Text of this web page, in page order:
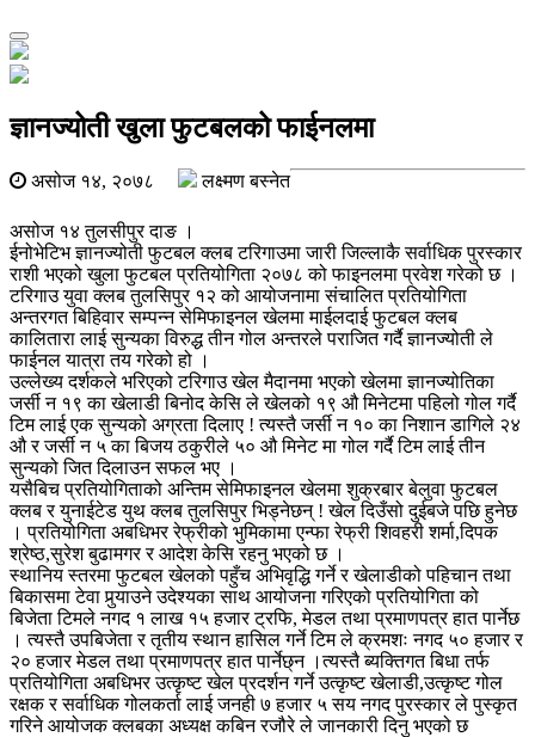
Toggle
navigation
ज्ञानज्योती खुला फुटबलको फाईनलमा
असोज १४, २०७८ लक्ष्मण बस्नेत
असोज १४ तुलसीपुर दाङ ।
ईनोभेटिभ ज्ञानज्योती फुटबल क्लब टरिगाउमा जारी जिल्लाकै सर्वाधिक पुरस्कार
राशी भएको खुला फुटबल प्रतियोगिता २०७८ को फाइनलमा प्रवेश गरेको छ ।
टरिगाउ युवा क्लब तुलसिपुर १२ को आयोजनामा संचालित प्रतियोगिता
अन्तरगत बिहिवार सम्पन्न सेमिफाइनल खेलमा माईलदाई फुटबल क्लब
कालितारा लाई सुन्यका विरुद्ध तीन गोल अन्तरले पराजित गर्दै ज्ञानज्योती ले
फाईनल यात्रा तय गरेको हो ।
उल्लेख्य दर्शकले भरिएको टरिगाउ खेल मैदानमा भएको खेलमा ज्ञानज्योतिका
जर्सी न १९ का खेलाडी बिनोद केसि ले खेलको १९ औ मिनेटमा पहिलो गोल गर्दै
टिम लाई एक सुन्यको अग्रता दिलाए ! त्यस्तै जर्सी न १० का निशान डागिले २४
औ र जर्सी न ५ का बिजय ठकुरीले ५० औ मिनेट मा गोल गर्दै टिम लाई तीन
सुन्यको जित दिलाउन सफल भए ।
यसैबिच प्रतियोगिताको अन्तिम सेमिफाइनल खेलमा शुक्रबार बेलुवा फुटबल
क्लब र युनाईटेड युथ क्लब तुलसिपुर भिड्नेछन् ! खेल दिउँसो दुईबजे पछि हुनेछ
। प्रतियोगिता अबधिभर रेफ्रीको भुमिकामा एन्फा रेफ्री शिवहरी शर्मा,दिपक
श्रेष्ठ,सुरेश बुढामगर र आदेश केसि रहनु भएको छ ।
स्थानिय स्तरमा फुटबल खेलको पहुँच अभिवृद्धि गर्ने र खेलाडीको पहिचान तथा
बिकासमा टेवा पुर्‍याउने उदेश्यका साथ आयोजना गरिएको प्रतियोगिता को
बिजेता टिमले नगद १ लाख १५ हजार ट्रफि, मेडल तथा प्रमाणपत्र हात पार्नेछ
। त्यस्तै उपबिजेता र तृतीय स्थान हासिल गर्ने टिम ले क्रमशः नगद ५० हजार र
२० हजार मेडल तथा प्रमाणपत्र हात पार्नेछ्न ।त्यस्तै ब्यक्तिगत बिधा तर्फ
प्रतियोगिता अबधिभर उत्कृष्ट खेल प्रदर्शन गर्ने उत्कृष्ट खेलाडी,उत्कृष्ट गोल
रक्षक र सर्वाधिक गोलकर्ता लाई जनही ७ हजार ५ सय नगद पुरस्कार ले पुस्कृत
गरिने आयोजक क्लबका अध्यक्ष कबिन रजौरे ले जानकारी दिनु भएको छ